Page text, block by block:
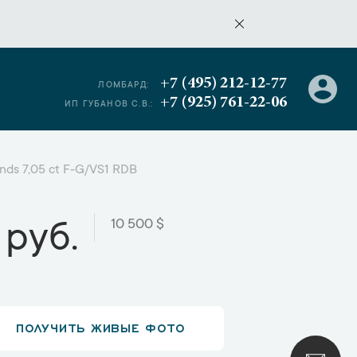
ЛОМБАРД: +7 (495) 212-12-77
ИП ГУБАНОВ С.В.: +7 (925) 761-22-06
7,05 ct F-G/VS1 RDB
10 500 $
ПОЛУЧИТЬ ЖИВЫЕ ФОТО